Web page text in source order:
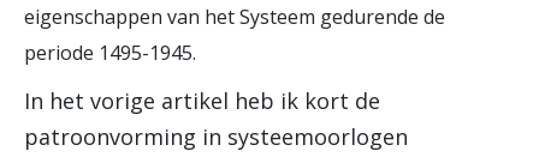
eigenschappen van het Systeem gedurende de
periode 1495-1945.
In het vorige artikel heb ik kort de
patroonvorming in systeemoorlogen